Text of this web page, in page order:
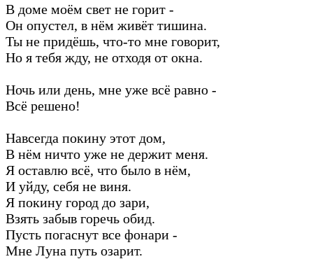
В доме моём свет не горит -
Он опустел, в нём живёт тишина.
Ты не придёшь, что-то мне говорит,
Но я тебя жду, не отходя от окна.
Ночь или день, мне уже всё равно -
Всё решено!
Навсегда покину этот дом,
В нём ничто уже не держит меня.
Я оставлю всё, что было в нём,
И уйду, себя не виня.
Я покину город до зари,
Взять забыв горечь обид.
Пусть погаснут все фонари -
Мне Луна путь озарит.